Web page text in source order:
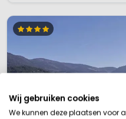
Wij gebruiken cookies
We kunnen deze plaatsen voor